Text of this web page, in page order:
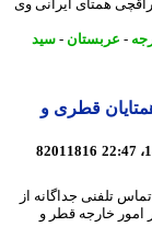
همتای ایرانی وی
عربستان-سید
قطری و
82011816
وزیر امور خارجه این کشور 2 تماس تلفنی جداگانه از
خارجه قطر و